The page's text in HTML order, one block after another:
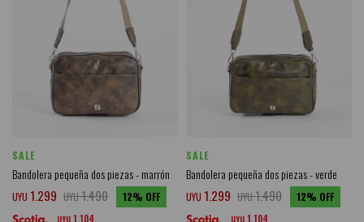
SALE
Bandolera pequeña dos piezas - marrón
UYU 1.299 UYU1.490 12
UYU 1.104
SALE
Bandolera pequeña dos piezas - verde
UYU 1.299 UYU1.490 12
UYU 1.104